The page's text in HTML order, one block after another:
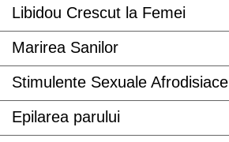
Libidou Crescut la Femei
Marirea Sanilor
Stimulente Sexuale Afrodisiace
Epilarea parului